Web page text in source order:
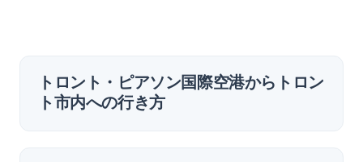
トロント・ピアソン国際空港からトロン
ト市内への行き方